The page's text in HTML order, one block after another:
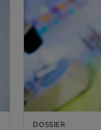
DOSSIER
MEHR ERFAHREN